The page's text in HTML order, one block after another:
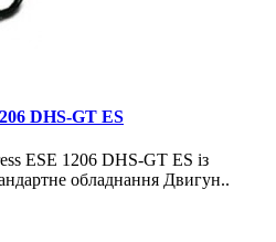
DHS-GT ES
ESE 1206 DHS-GT ES із
обладнання Двигун..